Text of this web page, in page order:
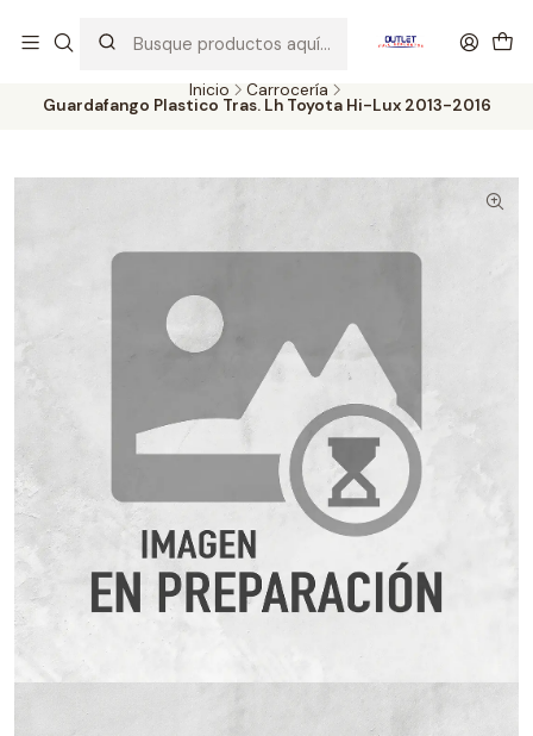
probados con altos estándares de calidad.
Inicio Carrocería
Guardafango Plastico Tras. Lh Toyota Hi-Lux 2013-2016